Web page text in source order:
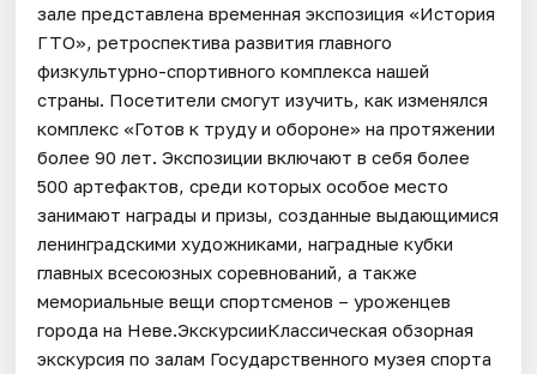
зале представлена временная экспозиция «История
ГТО», ретроспектива развития главного
физкультурно-спортивного комплекса нашей
страны. Посетители смогут изучить, как изменялся
комплекс «Готов к труду и обороне» на протяжении
более 90 лет. Экспозиции включают в себя более
500 артефактов, среди которых особое место
занимают награды и призы, созданные выдающимися
ленинградскими художниками, наградные кубки
главных всесоюзных соревнований, а также
мемориальные вещи спортсменов – уроженцев
города на Неве.ЭкскурсииКлассическая обзорная
экскурсия по залам Государственного музея спорта